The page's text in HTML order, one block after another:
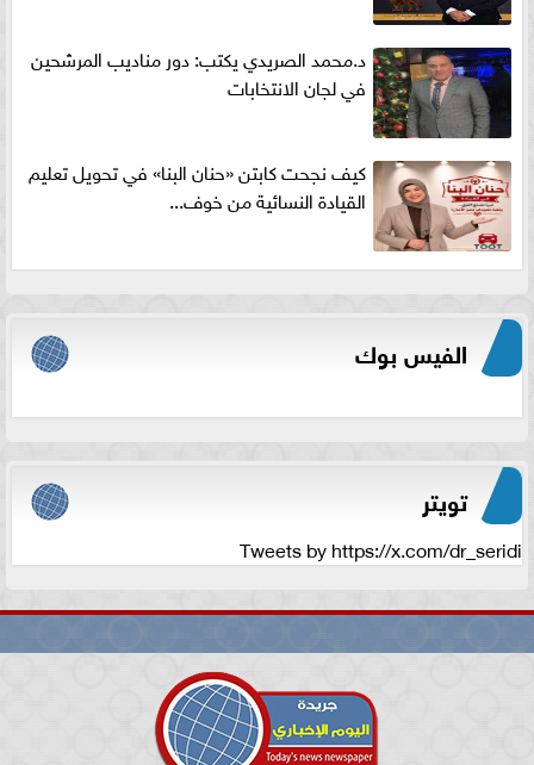
د.محمد الصريدي يكتب: دور مناديب المرشحين
في لجان الانتخابات
كيف نجحت كابتن «حنان البنا» في تحويل تعليم
القيادة النسائية من خوف...
الفيس بوك
تويتر
Tweets by https://x.com/dr_seridi